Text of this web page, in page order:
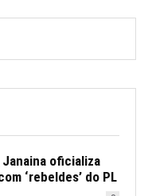
Janaina oficializa
‘rebeldes’ do PL